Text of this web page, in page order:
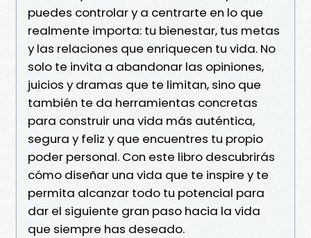
puedes controlar y a centrarte en lo que
realmente importa: tu bienestar, tus metas
y las relaciones que enriquecen tu vida. No
solo te invita a abandonar las opiniones,
juicios y dramas que te limitan, sino que
también te da herramientas concretas
para construir una vida más auténtica,
segura y feliz y que encuentres tu propio
poder personal. Con este libro descubrirás
cómo diseñar una vida que te inspire y te
permita alcanzar todo tu potencial para
dar el siguiente gran paso hacia la vida
que siempre has deseado.